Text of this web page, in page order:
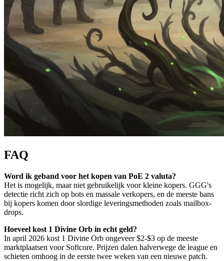
FAQ
Word ik geband voor het kopen van PoE 2 valuta?
Het is mogelijk, maar niet gebruikelijk voor kleine kopers. GGG's
detectie richt zich op bots en massale verkopers, en de meeste bans
bij kopers komen door slordige leveringsmethoden zoals mailbox-
drops.
Hoeveel kost 1 Divine Orb in echt geld?
In april 2026 kost 1 Divine Orb ongeveer $2-$3 op de meeste
marktplaatsen voor Softcore. Prijzen dalen halverwege de league en
schieten omhoog in de eerste twee weken van een nieuwe patch.